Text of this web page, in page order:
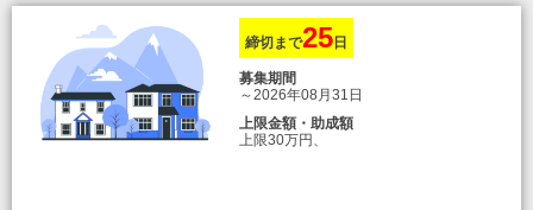
締切まで25日
募集期間
～2026年08月31日
上限金額・助成額
上限30万円、